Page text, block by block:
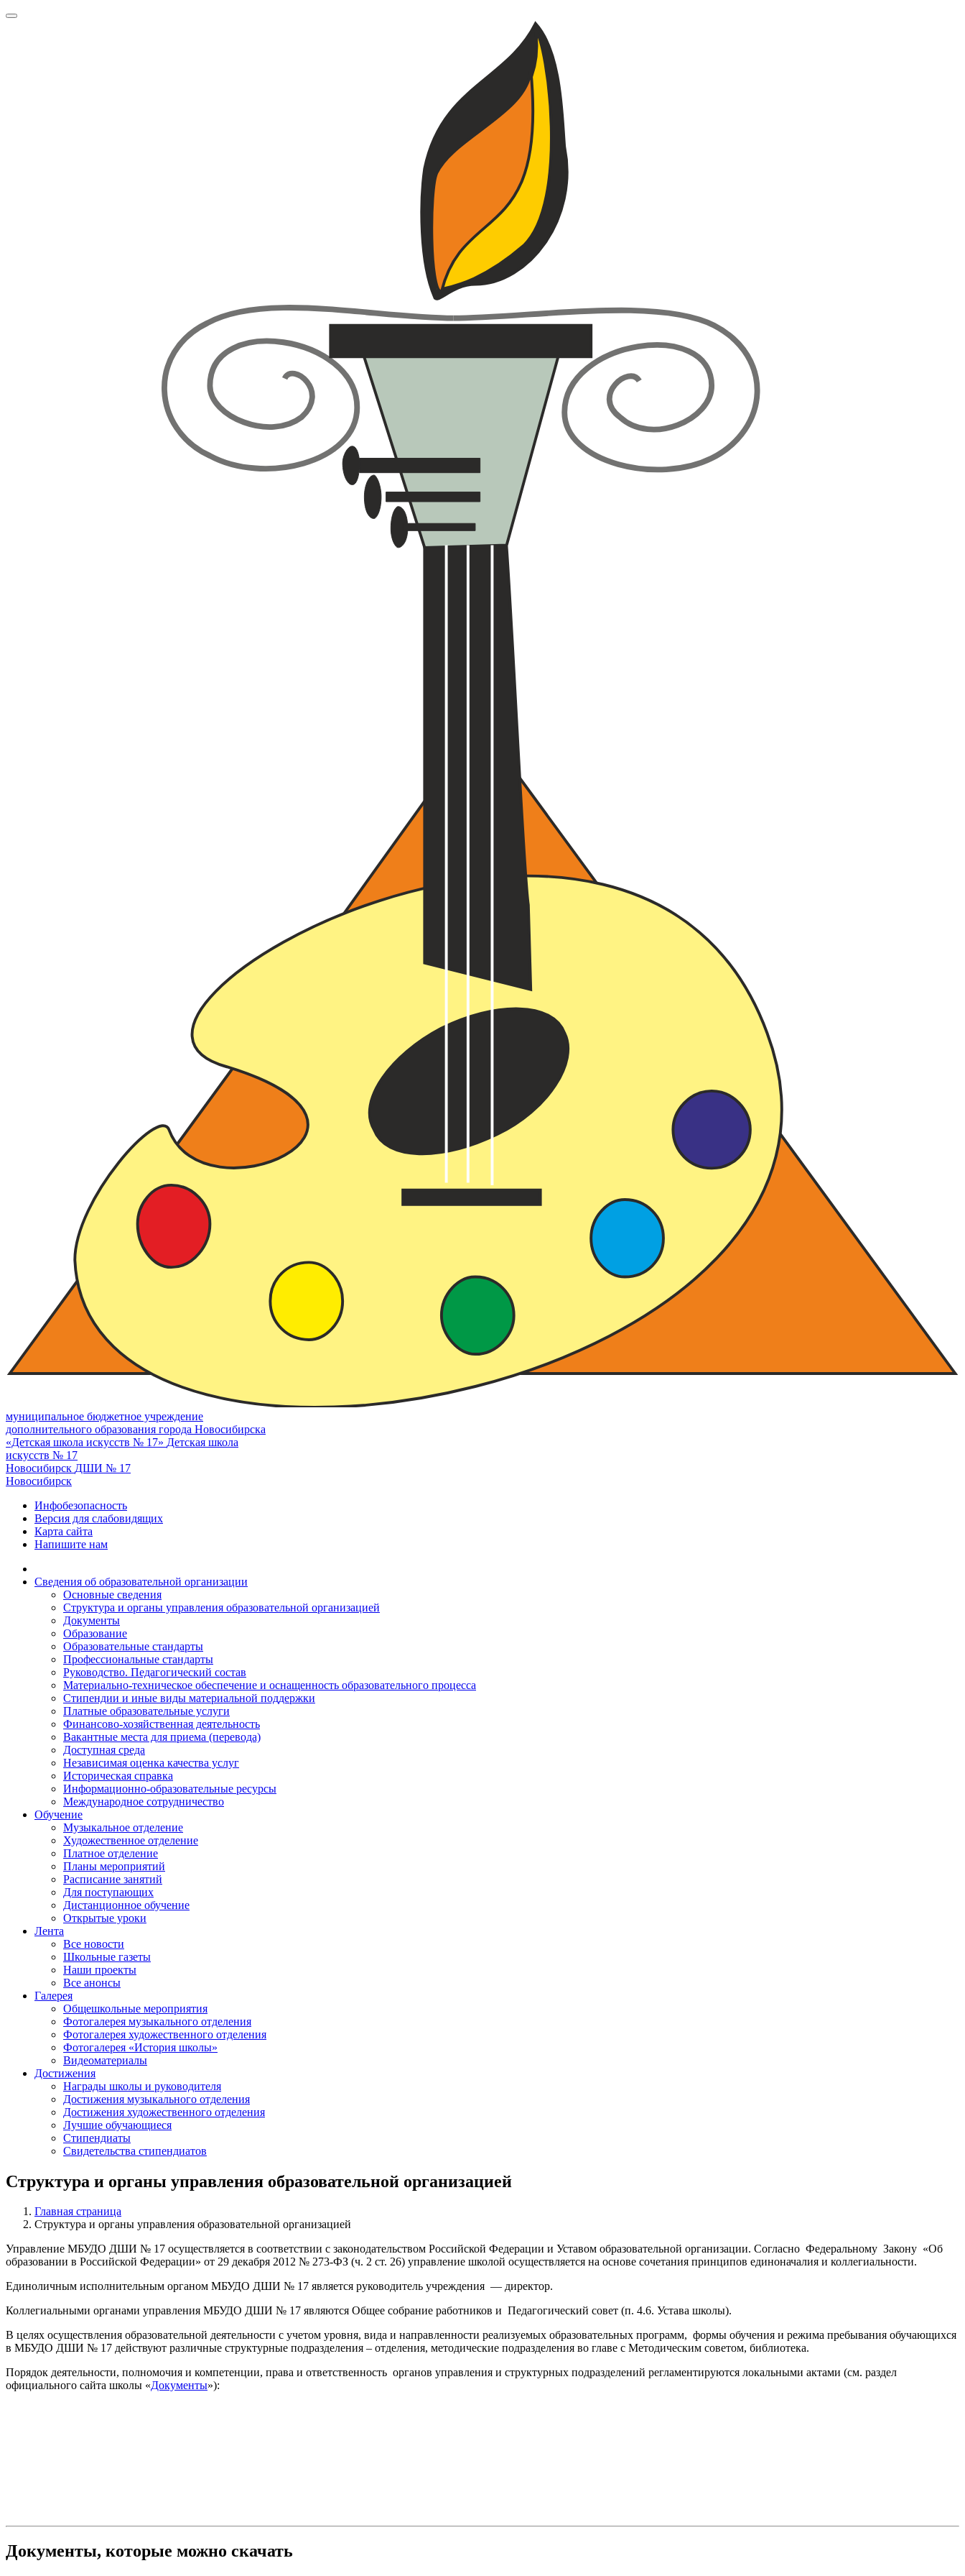
муниципальное бюджетное учреждение
дополнительного образования города Новосибирска
«Детская школа искусств № 17» Детская школа
искусств № 17
Новосибирск ДШИ № 17
Новосибирск
Инфобезопасность
Версия для слабовидящих
Карта сайта
Напишите нам
Сведения об образовательной организации
Основные сведения
Структура и органы управления образовательной организацией
Документы
Образование
Образовательные стандарты
Профессиональные стандарты
Руководство. Педагогический состав
Материально-техническое обеспечение и оснащенность образовательного процесса
Стипендии и иные виды материальной поддержки
Платные образовательные услуги
Финансово-хозяйственная деятельность
Вакантные места для приема (перевода)
Доступная среда
Независимая оценка качества услуг
Историческая справка
Информационно-образовательные ресурсы
Международное сотрудничество
Обучение
Музыкальное отделение
Художественное отделение
Платное отделение
Планы мероприятий
Расписание занятий
Для поступающих
Дистанционное обучение
Открытые уроки
Лента
Все новости
Школьные газеты
Наши проекты
Все анонсы
Галерея
Общешкольные мероприятия
Фотогалерея музыкального отделения
Фотогалерея художественного отделения
Фотогалерея «История школы»
Видеоматериалы
Достижения
Награды школы и руководителя
Достижения музыкального отделения
Достижения художественного отделения
Лучшие обучающиеся
Стипендиаты
Свидетельства стипендиатов
Структура и органы управления образовательной организацией
Главная страница
Структура и органы управления образовательной организацией
Управление МБУДО ДШИ № 17 осуществляется в соответствии с законодательством Российской Федерации и Уставом образовательной организации. Согласно Федеральному Закону «Об
образовании в Российской Федерации» от 29 декабря 2012 № 273-ФЗ (ч. 2 ст. 26) управление школой осуществляется на основе сочетания принципов единоначалия и коллегиальности.
Единоличным исполнительным органом МБУДО ДШИ № 17 является руководитель учреждения — директор.
Коллегиальными органами управления МБУДО ДШИ № 17 являются Общее собрание работников и Педагогический совет (п. 4.6. Устава школы).
В целях осуществления образовательной деятельности с учетом уровня, вида и направленности реализуемых образовательных программ, формы обучения и режима пребывания обучающихся
в МБУДО ДШИ № 17 действуют различные структурные подразделения – отделения, методические подразделения во главе с Методическим советом, библиотека.
Порядок деятельности, полномочия и компетенции, права и ответственность органов управления и структурных подразделений регламентируются локальными актами (см. раздел
официального сайта школы «Документы»):
Документы, которые можно скачать